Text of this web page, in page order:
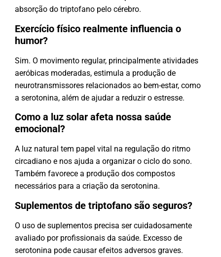
absorção do triptofano pelo cérebro.
Exercício físico realmente influencia o
humor?
Sim. O movimento regular, principalmente atividades
aeróbicas moderadas, estimula a produção de
neurotransmissores relacionados ao bem-estar, como
a serotonina, além de ajudar a reduzir o estresse.
Como a luz solar afeta nossa saúde
emocional?
A luz natural tem papel vital na regulação do ritmo
circadiano e nos ajuda a organizar o ciclo do sono.
Também favorece a produção dos compostos
necessários para a criação da serotonina.
Suplementos de triptofano são seguros?
O uso de suplementos precisa ser cuidadosamente
avaliado por profissionais da saúde. Excesso de
serotonina pode causar efeitos adversos graves.